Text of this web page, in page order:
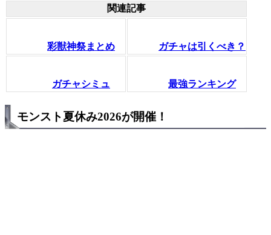
関連記事
彩獣神祭まとめ ガチャは引くべき？
ガチャシミュ 最強ランキング
モンスト夏休み2026が開催！